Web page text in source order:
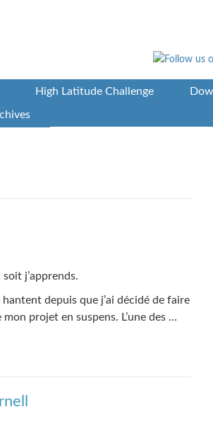
High Latitude Challenge
j’apprends.
depuis que j’ai décidé de faire
projet en suspens. L’une des …